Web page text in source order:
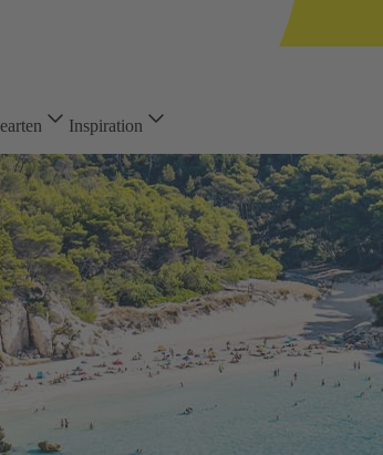
Inspiration